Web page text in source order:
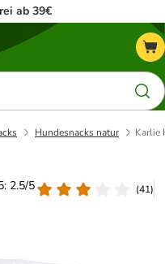
ab 39€
Hundesnacks natur Karlie
2.5/5
(41)